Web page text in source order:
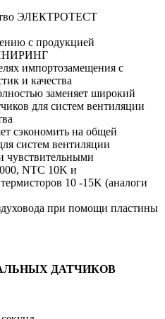
ЭЛЕКТРОТЕСТ
с продукцией
импортозамещения с
и качества
заменяет широкий
для систем вентиляции
сэкономить на общей
систем вентиляции
чувствительными
NTC 10K и
10 -15K (аналоги
при помощи пластины
ДАТЧИКОВ